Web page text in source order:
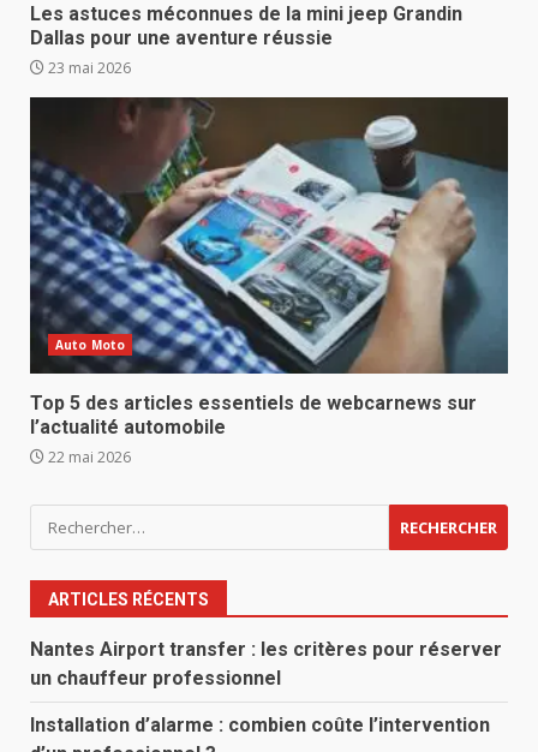
Les astuces méconnues de la mini jeep Grandin
Dallas pour une aventure réussie
23 mai 2026
Auto Moto
Top 5 des articles essentiels de webcarnews sur
l’actualité automobile
22 mai 2026
Rechercher :
ARTICLES RÉCENTS
Nantes Airport transfer : les critères pour réserver
un chauffeur professionnel
Installation d’alarme : combien coûte l’intervention